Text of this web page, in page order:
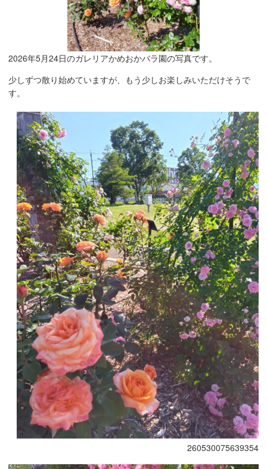
2026年5月24日のガレリアかめおかバラ園の写真です。
少しずつ散り始めていますが、もう少しお楽しみいただけそうで
す。
260530075639354